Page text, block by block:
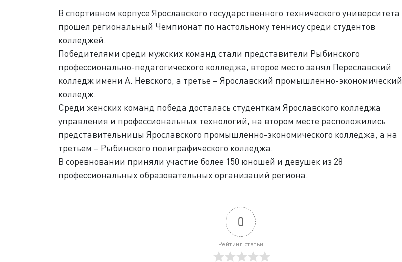
В спортивном корпусе Ярославского государственного технического университета
прошел региональный Чемпионат по настольному теннису среди студентов
колледжей.
Победителями среди мужских команд стали представители Рыбинского
профессионально-педагогического колледжа, второе место занял Переславский
колледж имени А. Невского, а третье – Ярославский промышленно-экономический
колледж.
Среди женских команд победа досталась студенткам Ярославского колледжа
управления и профессиональных технологий, на втором месте расположились
представительницы Ярославского промышленно-экономического колледжа, а на
третьем – Рыбинского полиграфического колледжа.
В соревновании приняли участие более 150 юношей и девушек из 28
профессиональных образовательных организаций региона.
0
Рейтинг статьи